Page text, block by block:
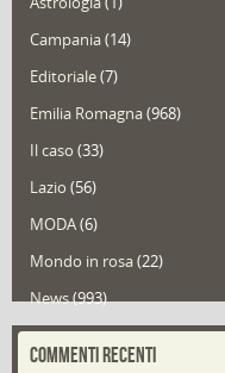
Campania(14)
Editoriale(7)
Emilia Romagna(968)
Il caso (33)
Lazio (56)
MODA(6)
Mondo in rosa(22)
News(993)
Portfolio(1)
COMMENTI RECENTI